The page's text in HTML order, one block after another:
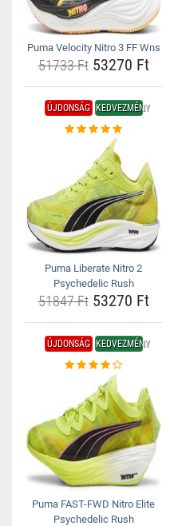
Puma Velocity Nitro 3 FF Wns
51733 Ft53270 Ft
ÚJDONSÁG KEDVEZMÉNY
Puma Liberate Nitro 2
Psychedelic Rush
51847 Ft53270 Ft
ÚJDONSÁG KEDVEZMÉNY
Puma FAST-FWD Nitro Elite
Psychedelic Rush